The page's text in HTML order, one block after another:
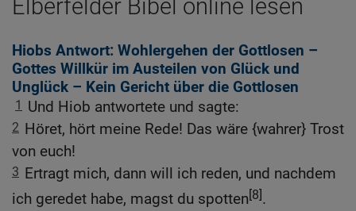
Elberfelder Bibel online lesen
Hiobs Antwort: Wohlergehen der Gottlosen –
Gottes Willkür im Austeilen von Glück und
Unglück – Kein Gericht über die Gottlosen
1 Und Hiob antwortete und sagte:
2 Höret, hört meine Rede! Das wäre {wahrer} Trost
von euch!
3 Ertragt mich, dann will ich reden, und nachdem
ich geredet habe, magst du spotten[8].